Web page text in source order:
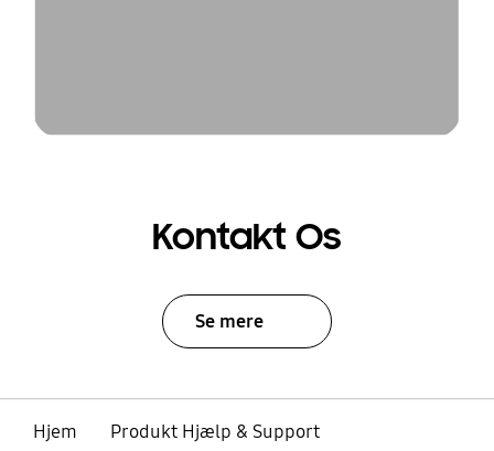
Kontakt Os
Se mere
Hjem
Produkt Hjælp & Support